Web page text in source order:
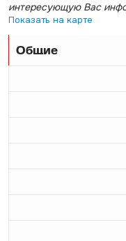
интересующую Вас
Показать на карте
Общие